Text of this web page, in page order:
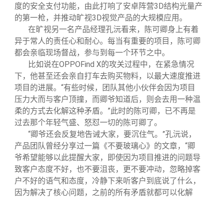
度的安全支付功能，由此打响了安卓阵营3D结构光量产
的第一枪，并推动旷视3D视觉产品的大规模应用。
在旷视另一名产品经理孔沅看来，陈可卿身上有着
异于常人的责任心和耐心。每当有重要的项目，陈可卿
都会亲临现场督战，参与到每一个环节之中。
比如说在OPPOFind X的攻关过程中，在紧急情况
下，他甚至还会亲自打车去购买物料，以最大速度推进
项目的进展。“有些时候，团队其他小伙伴会因为项目
压力大而与客户顶撞，而卿爷知道后，则会去用一种温
柔的方式去化解这种矛盾。”此时的陈可卿，已不再是
过去那个年轻气盛、怒怼一切的陈可卿了。
“卿爷还会反复地告诫大家，要沉住气。”孔沅说，
产品团队曾经分享过一篇《不要玻璃心》的文章，“卿
爷希望能够以此提醒大家，即使因为项目推进的问题导
致客户态度不好，也不要沮丧，更不要冲动，忽略掉客
户不好的语气和态度，冷静下来听客户到底说了什么，
因为解决了核心问题，之前的所有矛盾就都可以化解